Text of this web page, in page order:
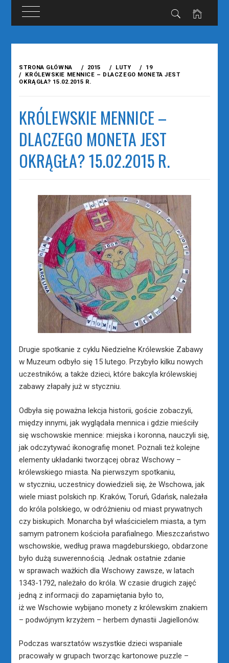
treści
STRONA GŁÓWNA 2015 LUTY
19
KRÓLEWSKIE MENNICE – DLACZEGO MONETA JEST
OKRĄGŁA? 15.02.2015 R.
KRÓLEWSKIE MENNICE –
DLACZEGO MONETA JEST
OKRĄGŁA? 15.02.2015 R.
Drugie spotkanie z cyklu Niedzielne Królewskie Zabawy
w Muzeum odbyło się 15 lutego. Przybyło kilku nowych
uczestników, a także dzieci, które bakcyla królewskiej
zabawy złapały już w styczniu.
Odbyła się poważna lekcja historii, goście zobaczyli,
między innymi, jak wyglądała mennica i gdzie mieściły
się wschowskie mennice: miejska i koronna, nauczyli się,
jak odczytywać ikonografię monet. Poznali też kolejne
elementy układanki tworzącej obraz Wschowy –
królewskiego miasta. Na pierwszym spotkaniu,
w styczniu, uczestnicy dowiedzieli się, że Wschowa, jak
wiele miast polskich np. Kraków, Toruń, Gdańsk, należała
do króla polskiego, w odróżnieniu od miast prywatnych
czy biskupich. Monarcha był właścicielem miasta, a tym
samym patronem kościoła parafialnego. Mieszczaństwo
wschowskie, według prawa magdeburskiego, obdarzone
było dużą suwerennością. Jednak ostatnie zdanie
w sprawach ważkich dla Wschowy zawsze, w latach
1343-1792, należało do króla. W czasie drugich zajęć
jedną z informacji do zapamiętania było to,
iż we Wschowie wybijano monety z królewskim znakiem
– podwójnym krzyżem – herbem dynastii Jagiellonów.
Podczas warsztatów wszystkie dzieci wspaniale
pracowały w grupach tworząc kartonowe puzzle –